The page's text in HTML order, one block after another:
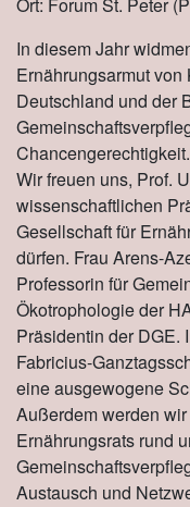
Ort: Forum St. Peter
In diesem Jahr
Ernährungsarmut
Deutschland und der
Chancengerechtigkeit.
Wir freuen uns, Prof.
wissenschaftlichen
Gesellschaft für
dürfen. Frau Arens-
Professorin für
Ökotrophologie der
Präsidentin der DGE.
Fabricius-
eine ausgewogene
Außerdem werden
Ernährungsrats rund
Austausch und